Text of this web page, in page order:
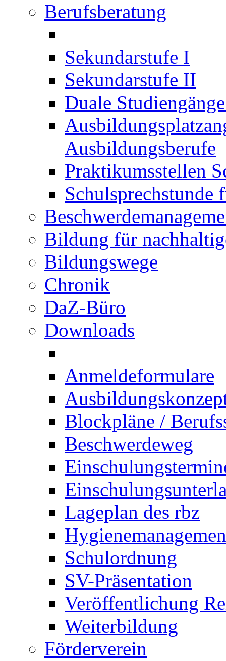
Berufsberatung
Sekundarstufe I
Sekundarstufe II
Duale
Ausbildungsberufe
Praktikumsstellen
Schulsprechstunde
Bildung für
Bildungswege
Chronik
DaZ-Büro
Downloads
Anmeldeformulare
Blockpläne /
Beschwerdeweg
Lageplan des rbz
Schulordnung
SV-Präsentation
Veröffentlichung
Weiterbildung
Förderverein